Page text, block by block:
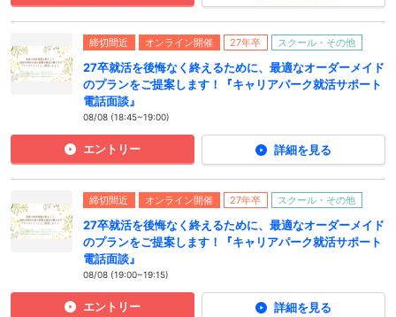
締切間近 オンライン開催 27年卒 スクール・その他
27卒就活を後悔なく終えるために、最適なオーダーメイド
のプランをご提案します！『キャリアパーク就活サポート
電話面談』
08/08 (18:45~19:00)
エントリー 詳細を見る
締切間近 オンライン開催 27年卒 スクール・その他
27卒就活を後悔なく終えるために、最適なオーダーメイド
のプランをご提案します！『キャリアパーク就活サポート
電話面談』
08/08 (19:00~19:15)
エントリー 詳細を見る